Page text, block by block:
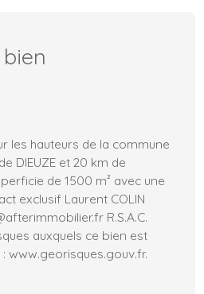
les hauteurs de la commune
DIEUZE et 20 km de
de 1500 m² avec une
exclusif Laurent COLIN
R.S.A.C.
auxquels ce bien est
www.georisques.gouv.fr.